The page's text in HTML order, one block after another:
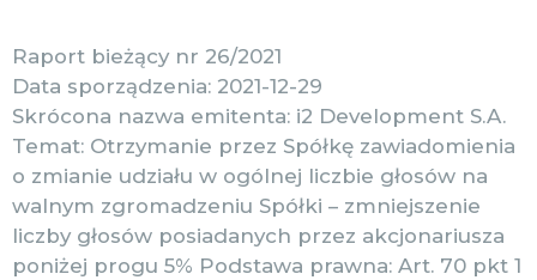
Raport bieżący nr 26/2021
Data sporządzenia: 2021-12-29
Skrócona nazwa emitenta: i2 Development S.A.
Temat: Otrzymanie przez Spółkę zawiadomienia
o zmianie udziału w ogólnej liczbie głosów na
walnym zgromadzeniu Spółki – zmniejszenie
liczby głosów posiadanych przez akcjonariusza
poniżej progu 5% Podstawa prawna: Art. 70 pkt 1